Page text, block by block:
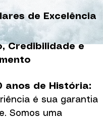
de Excelência
Credibilidade e
anos de História:
é sua garantia
Somos uma